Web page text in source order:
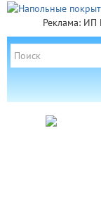
Реклама: ИП